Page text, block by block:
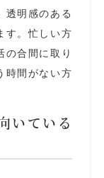
透明感のある
す。忙しい方
の合間に取り
時間がない方
いている